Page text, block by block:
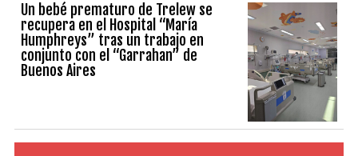
Un bebé prematuro de Trelew se
recupera en el Hospital “María
Humphreys” tras un trabajo en
conjunto con el “Garrahan” de
Buenos Aires